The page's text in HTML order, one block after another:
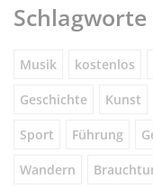
Schlagworte
Musik kostenlos
Geschichte Kunst
Sport Führung
Wandern